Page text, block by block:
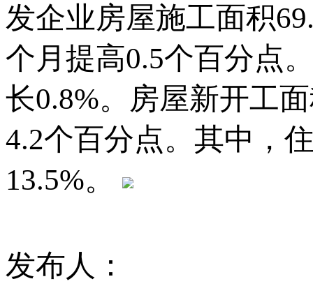
发企业房屋施工面积
个月提高0.5个百分点
长0.8%。房屋新开工
4.2个百分点。其中，
13.5%。
发布人：